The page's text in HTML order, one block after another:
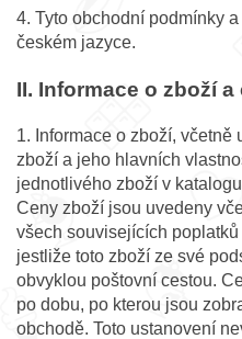
4. Tyto obchodní podmínky
českém jazyce.
II. Informace o zboží a
1. Informace o zboží,
zboží a jeho hlavních
jednotlivého zboží v
Ceny zboží jsou uvedeny
všech souvisejících
jestliže toto zboží ze své
obvyklou poštovní cestou.
po dobu, po kterou jsou
obchodě. Toto ustanovení